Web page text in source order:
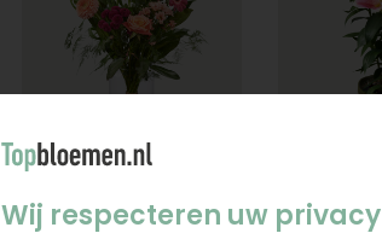
Wij respecteren uw privacy